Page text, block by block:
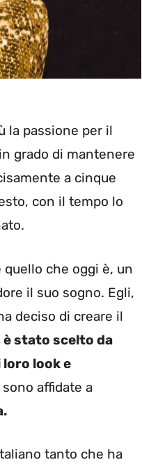
la passione per il
grado di mantenere
a cinque
con il tempo lo
che oggi è, un
il suo sogno. Egli,
deciso di creare il
è stato scelto da
look e
affidate a
tanto che ha